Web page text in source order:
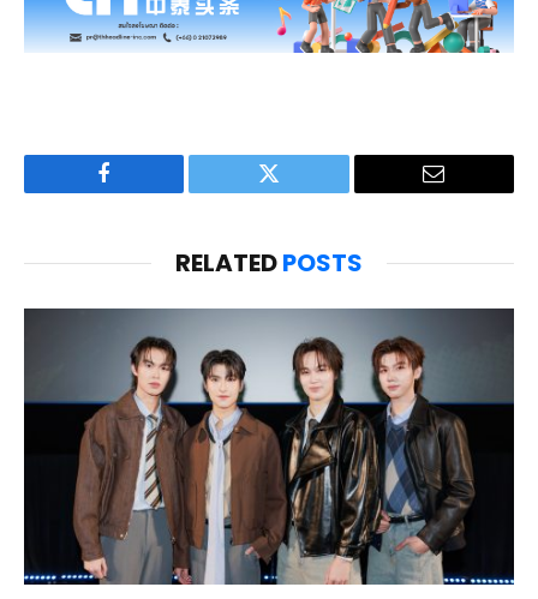
Facebook Twitter Email
RELATEDPOSTS